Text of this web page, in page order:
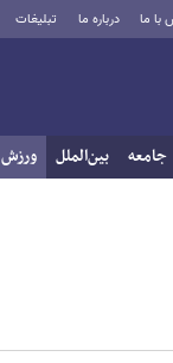
با ما درباره ما تبلیغات
جامعه بین‌الملل ورزش